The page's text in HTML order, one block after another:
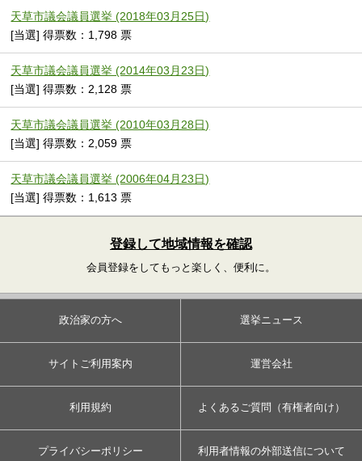
天草市議会議員選挙 (2018年03月25日)
[当選] 得票数：1,798 票
天草市議会議員選挙 (2014年03月23日)
[当選] 得票数：2,128 票
天草市議会議員選挙 (2010年03月28日)
[当選] 得票数：2,059 票
天草市議会議員選挙 (2006年04月23日)
[当選] 得票数：1,613 票
登録して地域情報を確認
会員登録をしてもっと楽しく、便利に。
政治家の方へ 選挙ニュース
サイトご利用案内 運営会社
利用規約 よくあるご質問（有権者向け）
プライバシーポリシー 利用者情報の外部送信について